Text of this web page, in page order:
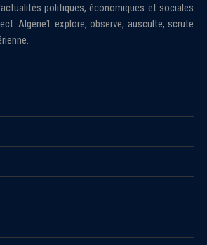
politiques, économiques et sociales
Algérie1 explore, observe, ausculte, scrute